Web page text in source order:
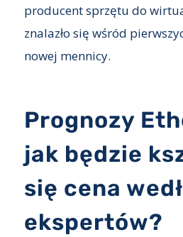
producent sprzętu do
znalazło się wśród
nowej mennicy.
Prognozy
jak będzie
się cena
ekspertów?